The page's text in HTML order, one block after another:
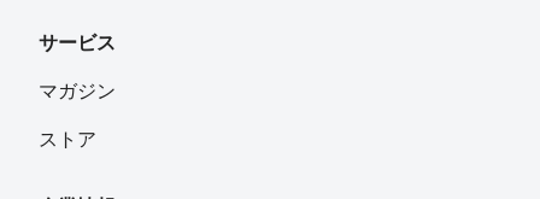
ゆう
サービス
マガジン
ストア